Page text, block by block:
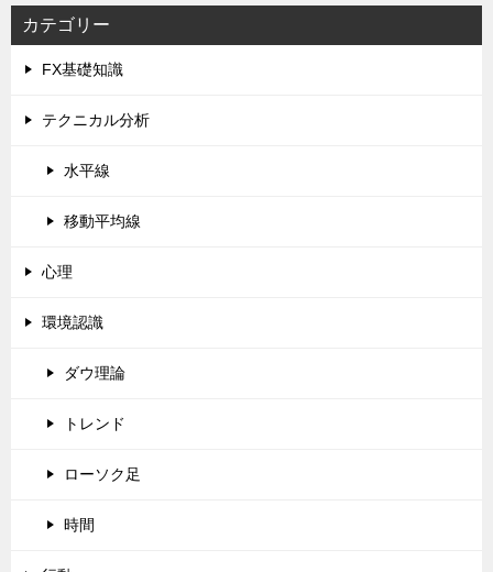
カテゴリー
FX基礎知識
テクニカル分析
水平線
移動平均線
心理
環境認識
ダウ理論
トレンド
ローソク足
時間